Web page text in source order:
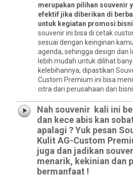
merupakan pilihan souvenir
efektif jika diberikan di
untuk kegiatan promosi
souvenir ini bisa di cetak
sesuai dengan keinginan
agenda, sehingga design dan
lebih mudah untuk dilihat
kelebihannya, dipastikan
Custom Premium ini bisa
citra dari perusahaan dan
Nah souvenir kali ini
dan kece abis kan
apalagi ? Yuk pesan
Kulit AG-Custom
juga dan jadikan
menarik, kekinian dan
bermanfaat !